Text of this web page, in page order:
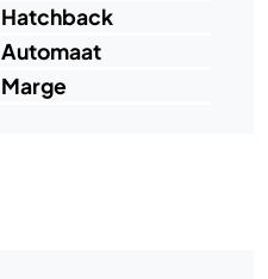
Hatchback
Automaat
Marge